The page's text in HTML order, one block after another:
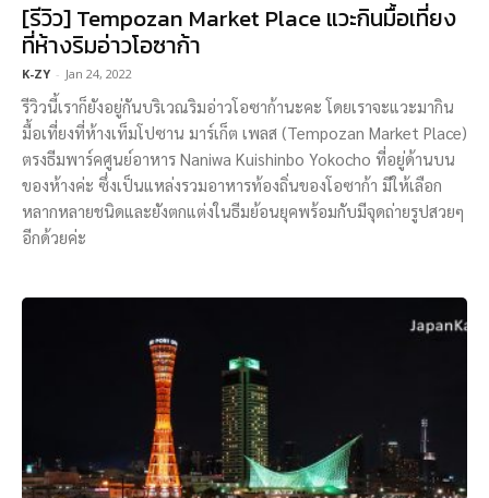
[รีวิว] Tempozan Market Place แวะกินมื้อเที่ยง
ที่ห้างริมอ่าวโอซาก้า
K-ZY - Jan 24, 2022
รีวิวนี้เราก็ยังอยู่กันบริเวณริมอ่าวโอซาก้านะคะ โดยเราจะแวะมากิน
มื้อเที่ยงที่ห้างเท็มโปซาน มาร์เก็ต เพลส (Tempozan Market Place)
ตรงธีมพาร์คศูนย์อาหาร Naniwa Kuishinbo Yokocho ที่อยู่ด้านบน
ของห้างค่ะ ซึ่งเป็นแหล่งรวมอาหารท้องถิ่นของโอซาก้า มีให้เลือก
หลากหลายชนิดและยังตกแต่งในธีมย้อนยุคพร้อมกับมีจุดถ่ายรูปสวยๆ
อีกด้วยค่ะ